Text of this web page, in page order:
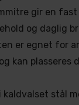
gir en
og daglig
er egnet for
kan plasseres
kaldvalset stål